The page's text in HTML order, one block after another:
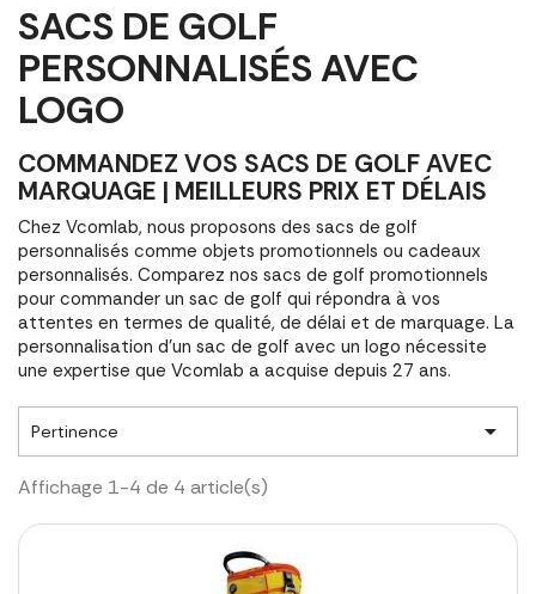
SACS DE GOLF
PERSONNALISÉS AVEC
LOGO
COMMANDEZ VOS SACS DE GOLF AVEC
MARQUAGE | MEILLEURS PRIX ET DÉLAIS
Chez Vcomlab, nous proposons des sacs de golf
personnalisés comme objets promotionnels ou cadeaux
personnalisés. Comparez nos sacs de golf promotionnels
pour commander un sac de golf qui répondra à vos
attentes en termes de qualité, de délai et de marquage. La
personnalisation d'un sac de golf avec un logo nécessite
une expertise que Vcomlab a acquise depuis 27 ans.
Pertinence 
Affichage 1-4 de 4 article(s)